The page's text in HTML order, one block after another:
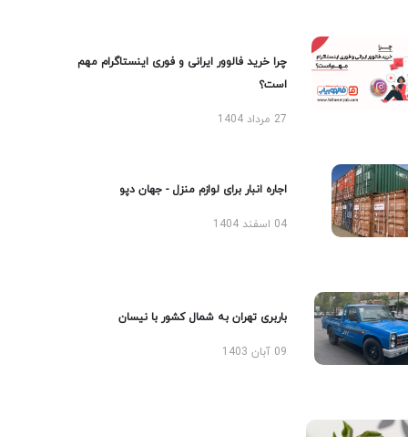
چرا خرید فالوور ایرانی و فوری اینستاگرام مهم
است؟
27 مرداد 1404
اجاره انبار برای لوازم منزل - جهان دپو
04 اسفند 1404
باربری تهران به شمال کشور با نیسان
09 آبان 1403